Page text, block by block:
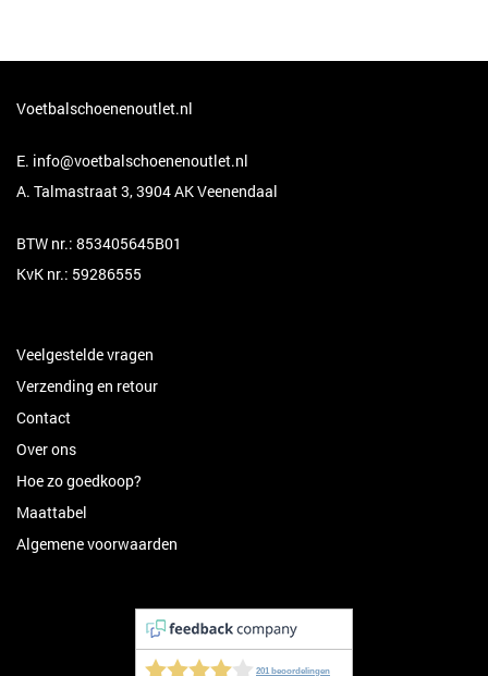
Voetbalschoenenoutlet.nl
E. info@voetbalschoenenoutlet.nl
A. Talmastraat 3, 3904 AK Veenendaal
BTW nr.: 853405645B01
KvK nr.: 59286555
Veelgestelde vragen
Verzending en retour
Contact
Over ons
Hoe zo goedkoop?
Maattabel
Algemene voorwaarden